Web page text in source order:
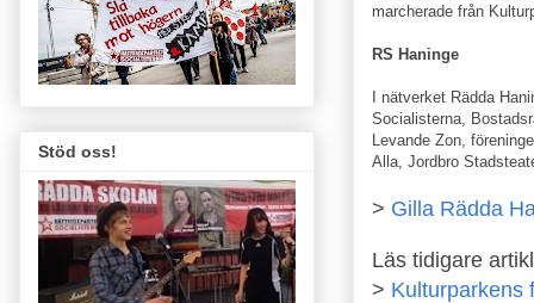
marcherade från
RS Haninge
I nätverket Rädda
Socialisterna,
Levande Zon,
Alla, Jordbro
> Gilla Rädda
Läs tidigare
> Kulturparkens
Stöd oss!